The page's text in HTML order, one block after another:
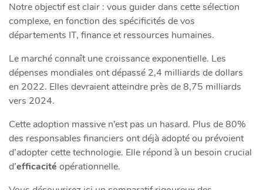
Notre objectif est clair : vous guider dans cette sélection
complexe, en fonction des spécificités de vos
départements IT, finance et ressources humaines.
Le marché connaît une croissance exponentielle. Les
dépenses mondiales ont dépassé 2,4 milliards de dollars
en 2022. Elles devraient atteindre près de 8,75 milliards
vers 2024.
Cette adoption massive n’est pas un hasard. Plus de 80%
des responsables financiers ont déjà adopté ou prévoient
d’adopter cette technologie. Elle répond à un besoin crucial
d’efficacité opérationnelle.